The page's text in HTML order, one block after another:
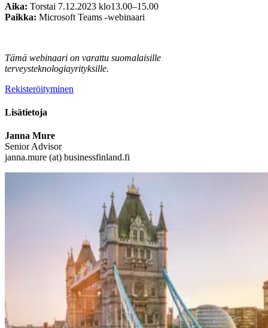
Aika: Torstai 7.12.2023 klo13.00–15.00
Paikka: Microsoft Teams -webinaari
Tämä webinaari on varattu suomalaisille
terveysteknologiayrityksille.
Rekisteröityminen
Lisätietoja
Janna Mure
Senior Advisor
janna.mure (at) businessfinland.fi